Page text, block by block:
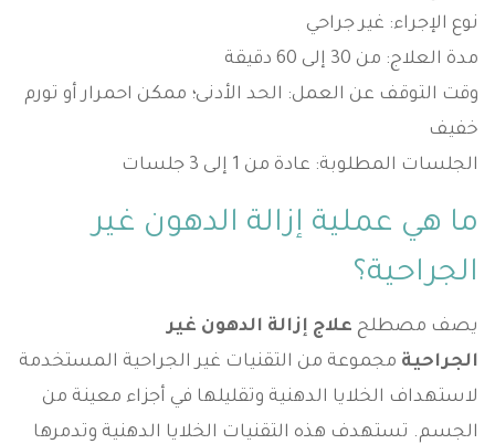
نوع الإجراء: غير جراحي
مدة العلاج: من 30 إلى 60 دقيقة
وقت التوقف عن العمل: الحد الأدنى؛ ممكن احمرار أو تورم
خفيف
الجلسات المطلوبة: عادة من 1 إلى 3 جلسات
ما هي عملية إزالة الدهون غير
الجراحية؟
يصف مصطلح علاج إزالة الدهون غير
الجراحية مجموعة من التقنيات غير الجراحية المستخدمة
لاستهداف الخلايا الدهنية وتقليلها في أجزاء معينة من
الجسم. تستهدف هذه التقنيات الخلايا الدهنية وتدمرها